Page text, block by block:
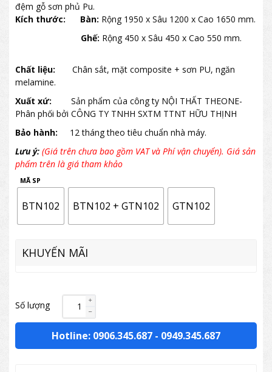
đệm gỗ sơn phủ Pu.
Kích thước: Bàn: Rộng 1950 x Sâu 1200 x Cao 1650 mm.
Ghế: Rộng 450 x Sâu 450 x Cao 550 mm.
Chất liệu:
Chân sắt, mặt composite + sơn PU, ngăn
melamine.
Xuất xứ:
Sản phẩm của công ty NỘI THẤT THEONE-
Phân phối bởi CÔNG TY TNHH SXTM TTNT HỮU THỊNH
Bảo hành:
12 tháng theo tiêu chuẩn nhà máy.
Lưu ý: (Giá trên chưa bao gồm VAT và Phí vận chuyển). Giá sản
phẩm trên là giá tham khảo
MÃ SP
BTN102 BTN102 + GTN102 GTN102
KHUYẾN MÃI
Số lượng
Hotline: 0906.345.687 - 0949.345.687